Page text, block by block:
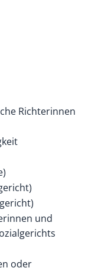
Richterinnen
und
oder